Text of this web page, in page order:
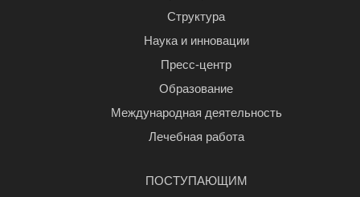
Структура
Наука и инновации
Пресс-центр
Образование
Международная деятельность
Лечебная работа
ПОСТУПАЮЩИМ